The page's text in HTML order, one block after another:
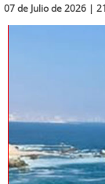
07 de Julio de 2026 |